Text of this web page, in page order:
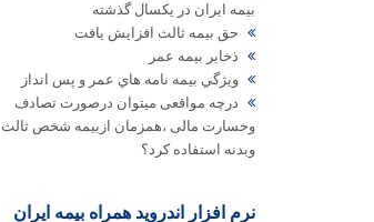
بیمه ایران در یکسال گذشته
حق بیمه ثالث افزایش یافت
ذخاير بيمه عمر
ويژگي بيمه نامه هاي عمر و پس انداز
درچه مواقعی میتوان درصورت تصادف
وخسارت مالی ،همزمان ازبیمه شخص ثالث
وبدنه استفاده کرد؟
نرم افزار اندروید همراه بیمه ایران